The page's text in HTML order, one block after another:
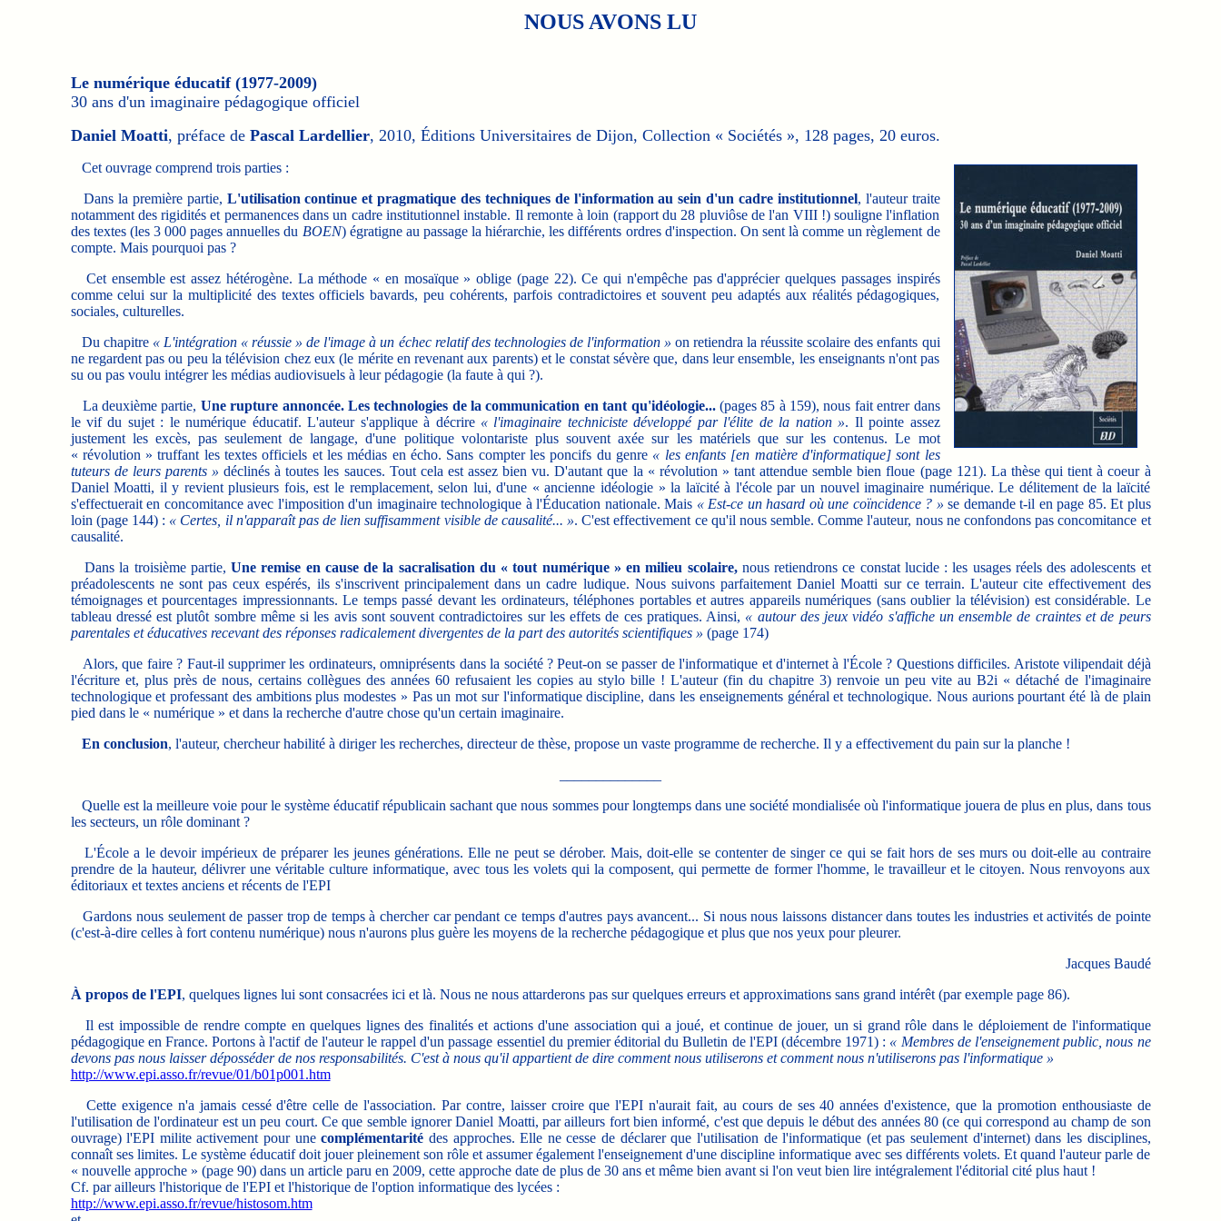
NOUS AVONS LU
Le numérique éducatif (1977-2009)
30 ans d'un imaginaire pédagogique officiel
Daniel Moatti, préface de Pascal Lardellier, 2010, Éditions Universitaires de Dijon, Collection « Sociétés », 128 pages, 20 euros.
Cet ouvrage comprend trois parties :
Dans la première partie, L'utilisation continue et pragmatique des techniques de l'information au sein d'un cadre institutionnel, l'auteur traite
notamment des rigidités et permanences dans un cadre institutionnel instable. Il remonte à loin (rapport du 28 pluviôse de l'an VIII !) souligne l'inflation
des textes (les 3 000 pages annuelles du BOEN) égratigne au passage la hiérarchie, les différents ordres d'inspection. On sent là comme un règlement de
compte. Mais pourquoi pas ?
Cet ensemble est assez hétérogène. La méthode « en mosaïque » oblige (page 22). Ce qui n'empêche pas d'apprécier quelques passages inspirés
comme celui sur la multiplicité des textes officiels bavards, peu cohérents, parfois contradictoires et souvent peu adaptés aux réalités pédagogiques,
sociales, culturelles.
Du chapitre « L'intégration « réussie » de l'image à un échec relatif des technologies de l'information » on retiendra la réussite scolaire des enfants qui
ne regardent pas ou peu la télévision chez eux (le mérite en revenant aux parents) et le constat sévère que, dans leur ensemble, les enseignants n'ont pas
su ou pas voulu intégrer les médias audiovisuels à leur pédagogie (la faute à qui ?).
La deuxième partie, Une rupture annoncée. Les technologies de la communication en tant qu'idéologie...(pages 85 à 159), nous fait entrer dans
le vif du sujet : le numérique éducatif. L'auteur s'applique à décrire « l'imaginaire techniciste développé par l'élite de la nation ». Il pointe assez
justement les excès, pas seulement de langage, d'une politique volontariste plus souvent axée sur les matériels que sur les contenus. Le mot
« révolution » truffant les textes officiels et les médias en écho. Sans compter les poncifs du genre « les enfants [en matière d'informatique] sont les
tuteurs de leurs parents » déclinés à toutes les sauces. Tout cela est assez bien vu. D'autant que la « révolution » tant attendue semble bien floue (page 121). La thèse qui tient à coeur à
Daniel Moatti, il y revient plusieurs fois, est le remplacement, selon lui, d'une « ancienne idéologie » la laïcité à l'école par un nouvel imaginaire numérique. Le délitement de la laïcité
s'effectuerait en concomitance avec l'imposition d'un imaginaire technologique à l'Éducation nationale. Mais « Est-ce un hasard où une coïncidence ? » se demande t-il en page 85. Et plus
loin (page 144) : « Certes, il n'apparaît pas de lien suffisamment visible de causalité... ». C'est effectivement ce qu'il nous semble. Comme l'auteur, nous ne confondons pas concomitance et
causalité.
Dans la troisième partie,Une remise en cause de la sacralisation du « tout numérique » en milieu scolaire,nous retiendrons ce constat lucide : les usages réels des adolescents et
préadolescents ne sont pas ceux espérés, ils s'inscrivent principalement dans un cadre ludique. Nous suivons parfaitement Daniel Moatti sur ce terrain. L'auteur cite effectivement des
témoignages et pourcentages impressionnants. Le temps passé devant les ordinateurs, téléphones portables et autres appareils numériques (sans oublier la télévision) est considérable. Le
tableau dressé est plutôt sombre même si les avis sont souvent contradictoires sur les effets de ces pratiques. Ainsi, « autour des jeux vidéo s'affiche un ensemble de craintes et de peurs
parentales et éducatives recevant des réponses radicalement divergentes de la part des autorités scientifiques » (page 174)
Alors, que faire ? Faut-il supprimer les ordinateurs, omniprésents dans la société ? Peut-on se passer de l'informatique et d'internet à l'École ? Questions difficiles. Aristote vilipendait déjà
l'écriture et, plus près de nous, certains collègues des années 60 refusaient les copies au stylo bille ! L'auteur (fin du chapitre 3) renvoie un peu vite au B2i « détaché de l'imaginaire
technologique et professant des ambitions plus modestes » Pas un mot sur l'informatique discipline, dans les enseignements général et technologique. Nous aurions pourtant été là de plain
pied dans le « numérique » et dans la recherche d'autre chose qu'un certain imaginaire.
En conclusion, l'auteur, chercheur habilité à diriger les recherches, directeur de thèse, propose un vaste programme de recherche. Il y a effectivement du pain sur la planche !
Quelle est la meilleure voie pour le système éducatif républicain sachant que nous sommes pour longtemps dans une société mondialisée où l'informatique jouera de plus en plus, dans tous
les secteurs, un rôle dominant ?
L'École a le devoir impérieux de préparer les jeunes générations. Elle ne peut se dérober. Mais, doit-elle se contenter de singer ce qui se fait hors de ses murs ou doit-elle au contraire
prendre de la hauteur, délivrer une véritable culture informatique, avec tous les volets qui la composent, qui permette de former l'homme, le travailleur et le citoyen. Nous renvoyons aux
éditoriaux et textes anciens et récents de l'EPI
Gardons nous seulement de passer trop de temps à chercher car pendant ce temps d'autres pays avancent... Si nous nous laissons distancer dans toutes les industries et activités de pointe
(c'est-à-dire celles à fort contenu numérique) nous n'aurons plus guère les moyens de la recherche pédagogique et plus que nos yeux pour pleurer.
Jacques Baudé
À propos de l'EPI, quelques lignes lui sont consacrées ici et là. Nous ne nous attarderons pas sur quelques erreurs et approximations sans grand intérêt (par exemple page 86).
Il est impossible de rendre compte en quelques lignes des finalités et actions d'une association qui a joué, et continue de jouer, un si grand rôle dans le déploiement de l'informatique
pédagogique en France. Portons à l'actif de l'auteur le rappel d'un passage essentiel du premier éditorial du Bulletin de l'EPI (décembre 1971) : « Membres de l'enseignement public, nous ne
devons pas nous laisser déposséder de nos responsabilités. C'est à nous qu'il appartient de dire comment nous utiliserons et comment nous n'utiliserons pas l'informatique »
http://www.epi.asso.fr/revue/01/b01p001.htm
Cette exigence n'a jamais cessé d'être celle de l'association. Par contre, laisser croire que l'EPI n'aurait fait, au cours de ses 40 années d'existence, que la promotion enthousiaste de
l'utilisation de l'ordinateur est un peu court. Ce que semble ignorer Daniel Moatti, par ailleurs fort bien informé, c'est que depuis le début des années 80 (ce qui correspond au champ de son
ouvrage) l'EPI milite activement pour unecomplémentarité des approches. Elle ne cesse de déclarer que l'utilisation de l'informatique (et pas seulement d'internet) dans les disciplines,
connaît ses limites. Le système éducatif doit jouer pleinement son rôle et assumer également l'enseignement d'une discipline informatique avec ses différents volets. Et quand l'auteur parle de
« nouvelle approche » (page 90) dans un article paru en 2009, cette approche date de plus de 30 ans et même bien avant si l'on veut bien lire intégralement l'éditorial cité plus haut !
Cf. par ailleurs l'historique de l'EPI et l'historique de l'option informatique des lycées :
http://www.epi.asso.fr/revue/histosom.htm